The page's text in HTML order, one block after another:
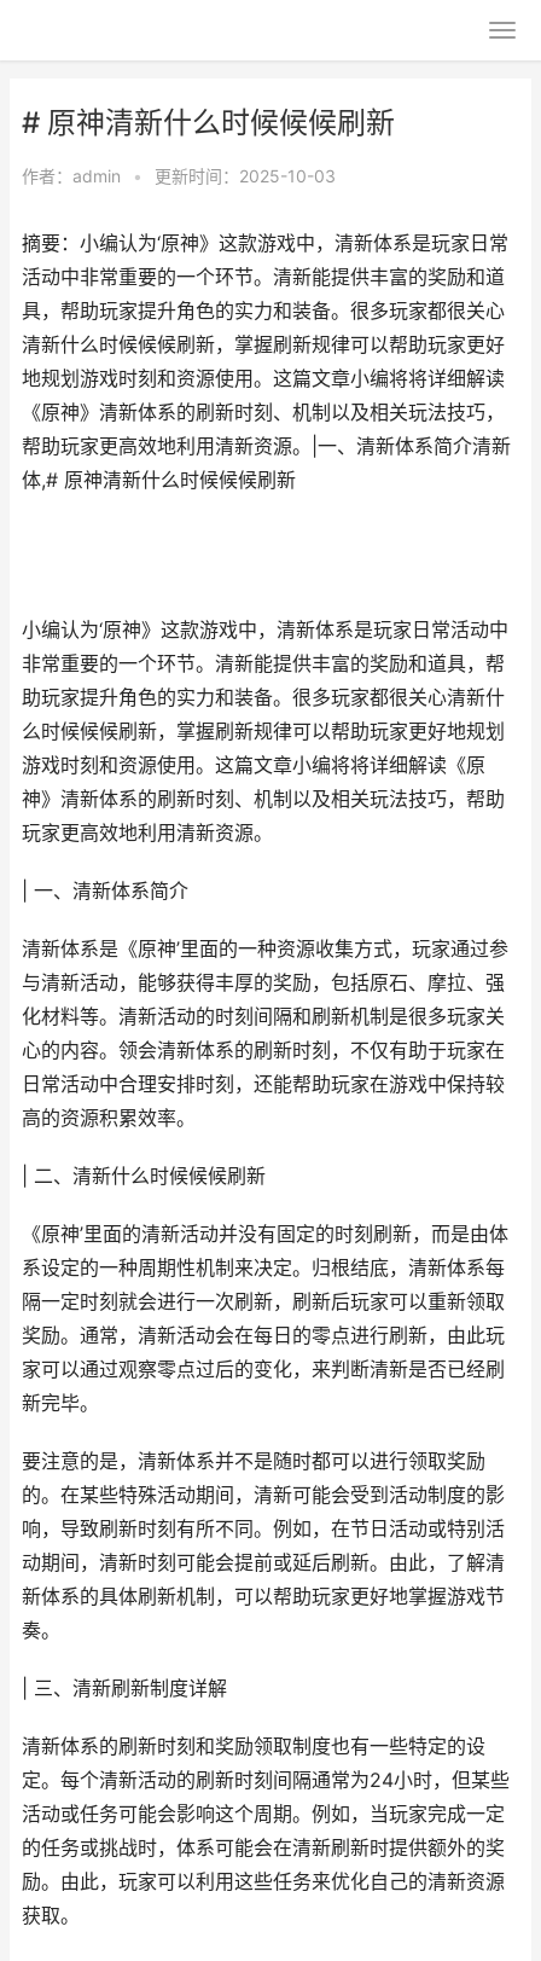
# 原神清新什么时候候候刷新
作者： admin • 更新时间：2025-10-03
摘要：小编认为‘原神》这款游戏中，清新体系是玩家日常
活动中非常重要的一个环节。清新能提供丰富的奖励和道
具，帮助玩家提升角色的实力和装备。很多玩家都很关心
清新什么时候候候刷新，掌握刷新规律可以帮助玩家更好
地规划游戏时刻和资源使用。这篇文章小编将将详细解读
《原神》清新体系的刷新时刻、机制以及相关玩法技巧，
帮助玩家更高效地利用清新资源。|一、清新体系简介清新
体,# 原神清新什么时候候候刷新
小编认为‘原神》这款游戏中，清新体系是玩家日常活动中
非常重要的一个环节。清新能提供丰富的奖励和道具，帮
助玩家提升角色的实力和装备。很多玩家都很关心清新什
么时候候候刷新，掌握刷新规律可以帮助玩家更好地规划
游戏时刻和资源使用。这篇文章小编将将详细解读《原
神》清新体系的刷新时刻、机制以及相关玩法技巧，帮助
玩家更高效地利用清新资源。
| 一、清新体系简介
清新体系是《原神’里面的一种资源收集方式，玩家通过参
与清新活动，能够获得丰厚的奖励，包括原石、摩拉、强
化材料等。清新活动的时刻间隔和刷新机制是很多玩家关
心的内容。领会清新体系的刷新时刻，不仅有助于玩家在
日常活动中合理安排时刻，还能帮助玩家在游戏中保持较
高的资源积累效率。
| 二、清新什么时候候候刷新
《原神’里面的清新活动并没有固定的时刻刷新，而是由体
系设定的一种周期性机制来决定。归根结底，清新体系每
隔一定时刻就会进行一次刷新，刷新后玩家可以重新领取
奖励。通常，清新活动会在每日的零点进行刷新，由此玩
家可以通过观察零点过后的变化，来判断清新是否已经刷
新完毕。
要注意的是，清新体系并不是随时都可以进行领取奖励
的。在某些特殊活动期间，清新可能会受到活动制度的影
响，导致刷新时刻有所不同。例如，在节日活动或特别活
动期间，清新时刻可能会提前或延后刷新。由此，了解清
新体系的具体刷新机制，可以帮助玩家更好地掌握游戏节
奏。
| 三、清新刷新制度详解
清新体系的刷新时刻和奖励领取制度也有一些特定的设
定。每个清新活动的刷新时刻间隔通常为24小时，但某些
活动或任务可能会影响这个周期。例如，当玩家完成一定
的任务或挑战时，体系可能会在清新刷新时提供额外的奖
励。由此，玩家可以利用这些任务来优化自己的清新资源
获取。